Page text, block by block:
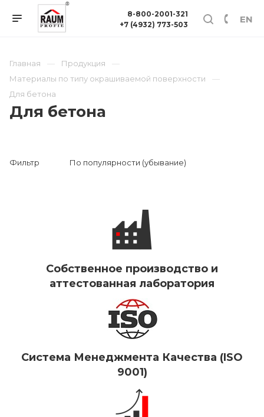
EN
8-800-2001-321
+7 (4932) 773-503
Главная
Продукция
Материалы по типу окрашиваемой поверхности
Для бетона
Для бетона
Фильтр По популярности (убывание)
Собственное производство и
аттестованная лаборатория
Система Менеджмента Качества (ISO
9001)